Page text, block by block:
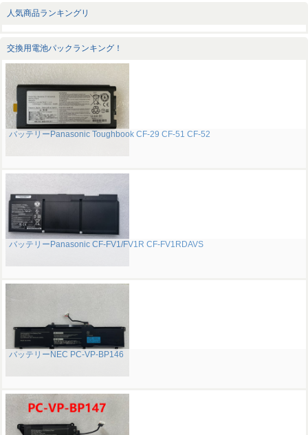
人気商品ランキングリ
交換用電池パックランキング！
バッテリーPanasonic Toughbook CF-29 CF-51 CF-52
バッテリーPanasonic CF-FV1/FV1R CF-FV1RDAVS
バッテリーNEC PC-VP-BP146